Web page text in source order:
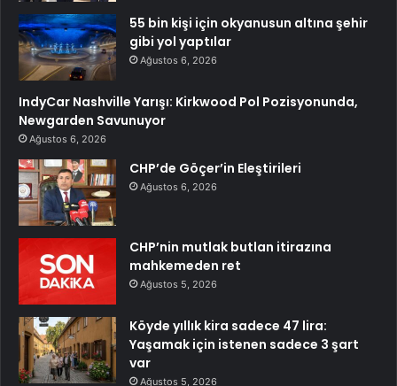
55 bin kişi için okyanusun altına şehir
gibi yol yaptılar
Ağustos 6, 2026
IndyCar Nashville Yarışı: Kirkwood Pol Pozisyonunda,
Newgarden Savunuyor
Ağustos 6, 2026
CHP’de Göçer’in Eleştirileri
Ağustos 6, 2026
CHP’nin mutlak butlan itirazına
mahkemeden ret
Ağustos 5, 2026
Köyde yıllık kira sadece 47 lira:
Yaşamak için istenen sadece 3 şart
var
Ağustos 5, 2026